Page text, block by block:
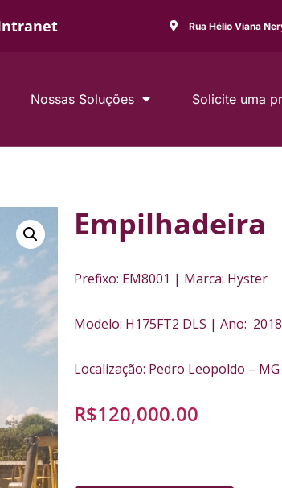
Rua Hélio Viana
Nossas Soluções Solicite uma
Empilhadeira
Prefixo: EM8001 | Marca: Hyster
Modelo: H175FT2 DLS | Ano: 2018
Localização: Pedro Leopoldo – MG
R$120,000.00